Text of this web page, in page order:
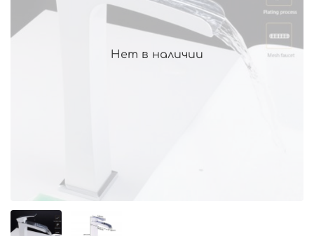
Нет в наличии